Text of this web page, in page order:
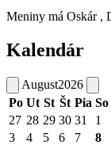
Meniny má Oskár ,
Kalendár
August2026
Po Ut St Št Pia So
27 28 29 30 31 1
3
4 5 6 7 8